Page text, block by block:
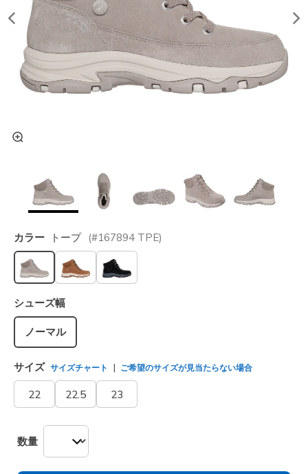
カラー トープ (#167894 TPE)
選択されました
シューズ幅
ノーマル
サイズ サイズチャート ご希望のサイズが見当たらない場合
22 22.5 23
数量